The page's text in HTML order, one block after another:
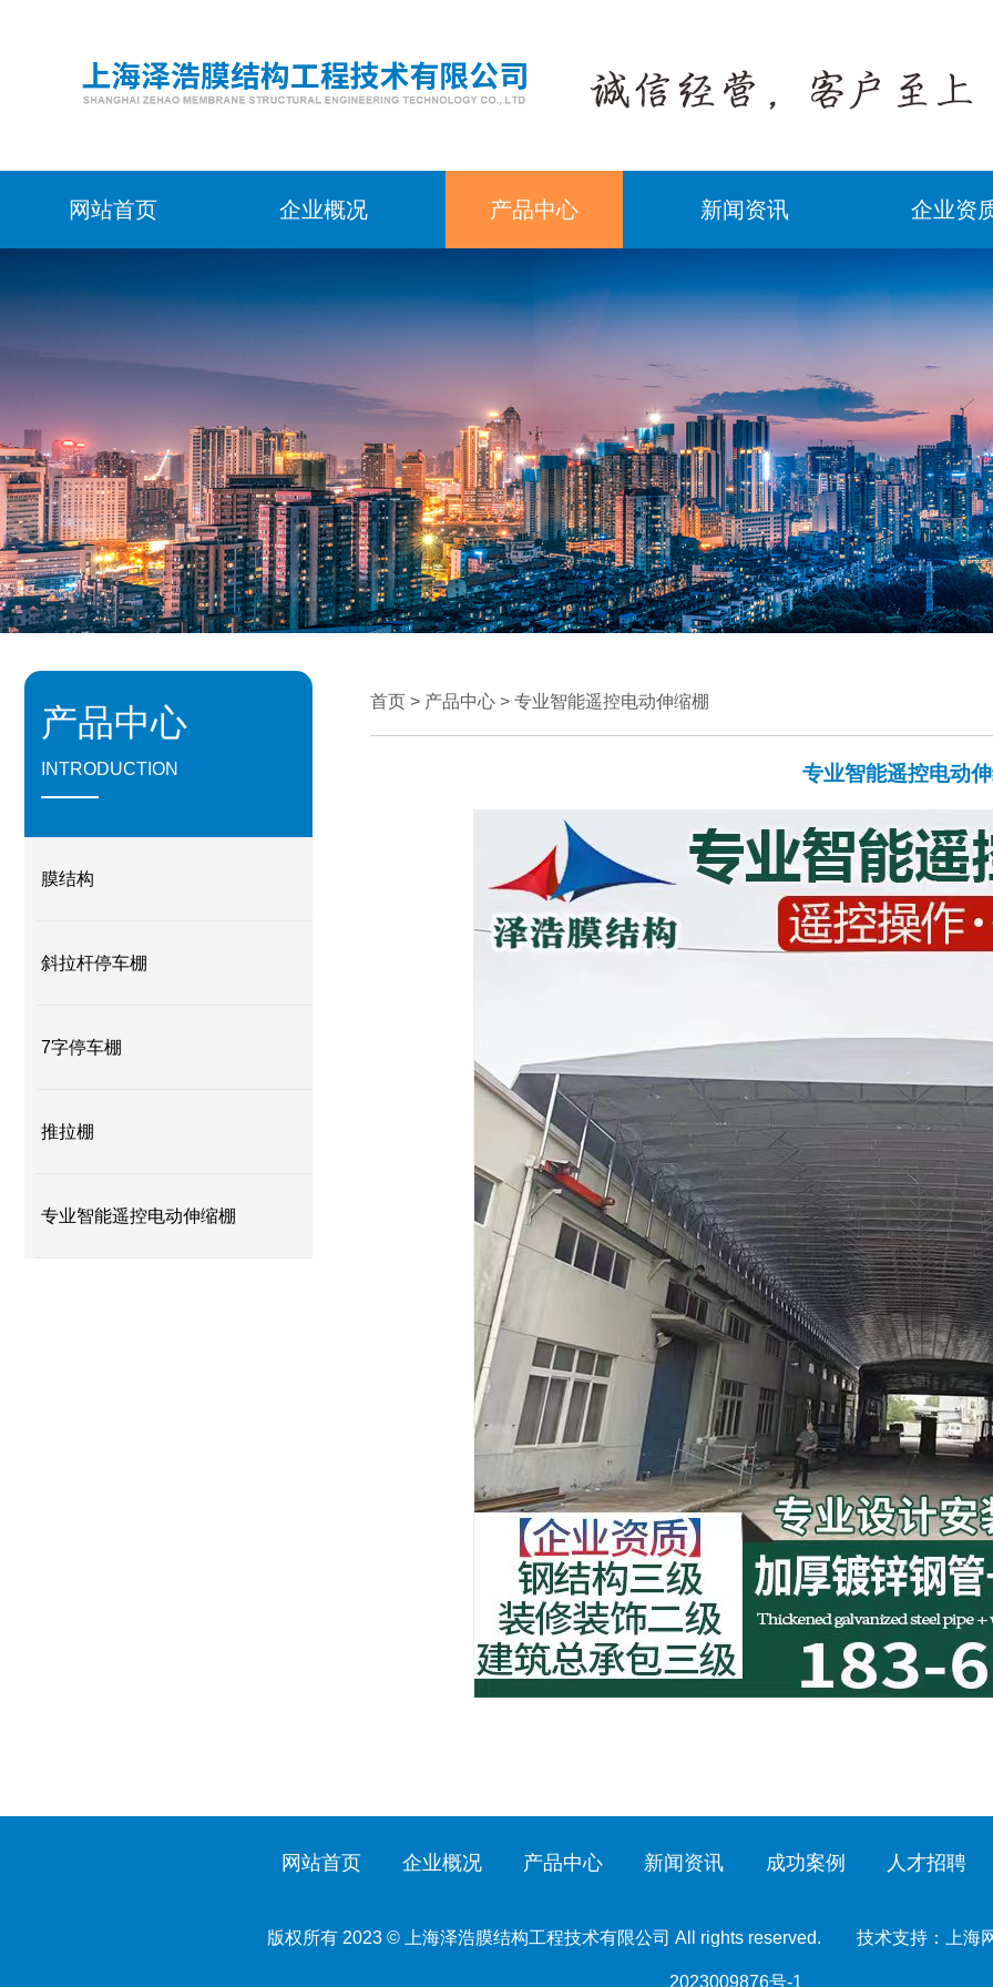
网站首页 企业概况 产品中心 新闻资讯 企业资
产品中心
INTRODUCTION
膜结构
斜拉杆停车棚
7字停车棚
推拉棚
专业智能遥控电动伸缩棚
首页 > 产品中心 > 专业智能遥控电动伸缩棚
专业智能遥控电动
网站首页 企业概况 产品中心 新闻资讯 成功案例 人才招聘
版权所有 2023 © 上海泽浩膜结构工程技术有限公司 All rights reserved. 技术支持： 上海
2023009876号-1